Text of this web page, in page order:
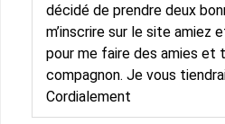
décidé de prendre deux
m’inscrire sur le site amiez
pour me faire des amies et
compagnon. Je vous
Cordialement